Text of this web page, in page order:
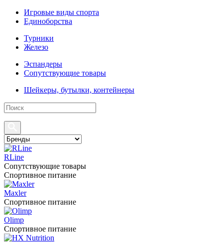
Игровые виды спорта
Единоборства
Турники
Железо
Эспандеры
Сопутствующие товары
Шейкеры, бутылки, контейнеры
RLine
Сопутствующие товары
Спортивное питание
Maxler
Спортивное питание
Olimp
Спортивное питание